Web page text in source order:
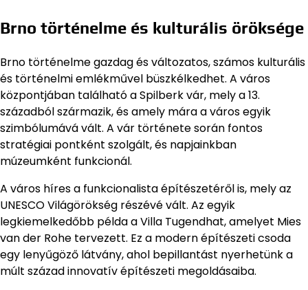
Brno történelme és kulturális öröksége
Brno történelme gazdag és változatos, számos kulturális
és történelmi emlékművel büszkélkedhet. A város
központjában található a Spilberk vár, mely a 13.
századból származik, és amely mára a város egyik
szimbólumává vált. A vár története során fontos
stratégiai pontként szolgált, és napjainkban
múzeumként funkcionál.
A város híres a funkcionalista építészetéről is, mely az
UNESCO Világörökség részévé vált. Az egyik
legkiemelkedőbb példa a Villa Tugendhat, amelyet Mies
van der Rohe tervezett. Ez a modern építészeti csoda
egy lenyűgöző látvány, ahol bepillantást nyerhetünk a
múlt század innovatív építészeti megoldásaiba.